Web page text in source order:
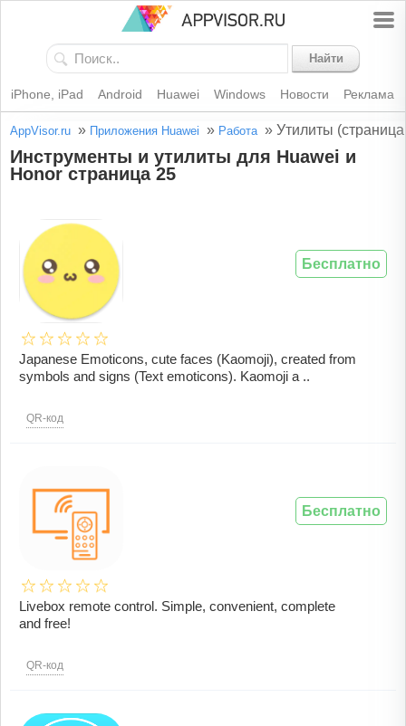
Найти
iPhone, iPad Android Huawei Windows Новости Реклама
AppVisor.ru » Приложения Huawei » Работа » Утилиты
Инструменты и утилиты для Huawei и
Honor страница 25
Japanese Emoticons, cute faces (Kaomoji), created from
symbols and signs (Text emoticons). Kaomoji a ..
QR-код
Бесплатно
Livebox remote control. Simple, convenient, complete
and free!
QR-код
Бесплатно